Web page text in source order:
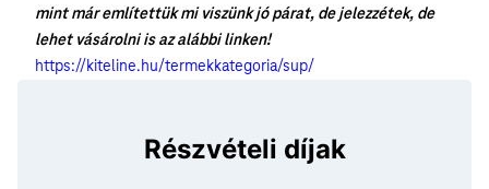
mint már említettük mi viszünk jó párat, de jelezzétek, de
lehet vásárolni is az alábbi linken!
https://kiteline.hu/termekkategoria/sup/
Részvételi díjak